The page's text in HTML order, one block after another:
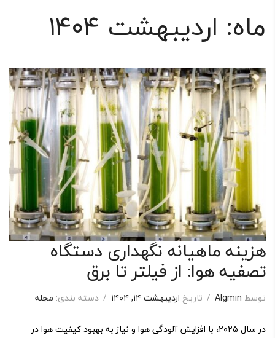
ماه: اردیبهشت ۱۴۰۴
هزینه ماهیانه نگهداری دستگاه
تصفیه هوا: از فیلتر تا برق
توسط Algmin
/ تاریخ اردیبهشت ۱۴, ۱۴۰۴ / دسته بندی: مجله
در سال ۲۰۲۵، با افزایش آلودگی هوا و نیاز به بهبود کیفیت هوا در